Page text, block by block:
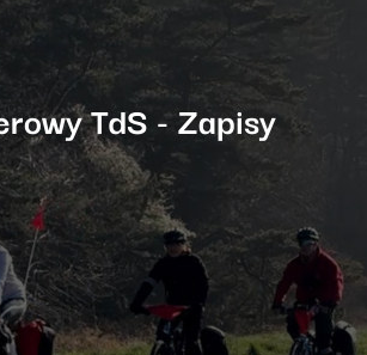
TdS - Zapisy